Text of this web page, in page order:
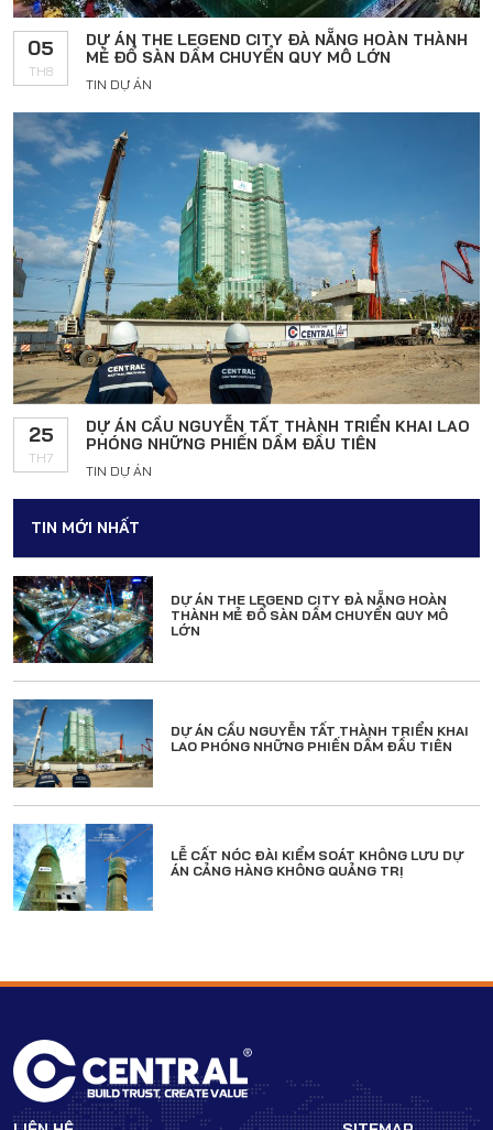
05
TH8
DỰ ÁN THE LEGEND CITY ĐÀ NẴNG HOÀN THÀNH
MẺ ĐỔ SÀN DẦM CHUYỂN QUY MÔ LỚN
TIN DỰ ÁN
25
TH7
DỰ ÁN CẦU NGUYỄN TẤT THÀNH TRIỂN KHAI LAO
PHÓNG NHỮNG PHIẾN DẦM ĐẦU TIÊN
TIN DỰ ÁN
TIN MỚI NHẤT
DỰ ÁN THE LEGEND CITY ĐÀ NẴNG HOÀN
THÀNH MẺ ĐỔ SÀN DẦM CHUYỂN QUY MÔ
LỚN
DỰ ÁN CẦU NGUYỄN TẤT THÀNH TRIỂN KHAI
LAO PHÓNG NHỮNG PHIẾN DẦM ĐẦU TIÊN
LỄ CẤT NÓC ĐÀI KIỂM SOÁT KHÔNG LƯU DỰ
ÁN CẢNG HÀNG KHÔNG QUẢNG TRỊ